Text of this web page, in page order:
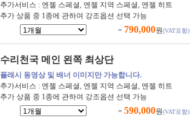
추가서비스 : 엔젤 스페셜, 엔젤 지역 스페셜, 엔젤 히트
추가 상품 중 1종에 관하여 강조옵션 선택 가능
= 790,000원(VAT포함)
수리천국 메인 왼쪽 최상단
플래시 동영상 및 배너 이미지만 가능합니다.
추가서비스 : 엔젤 스페셜, 엔젤 지역 스페셜, 엔젤 히트
추가 상품 중 1종에 관하여 강조옵션 선택 가능
= 590,000원(VAT포함)